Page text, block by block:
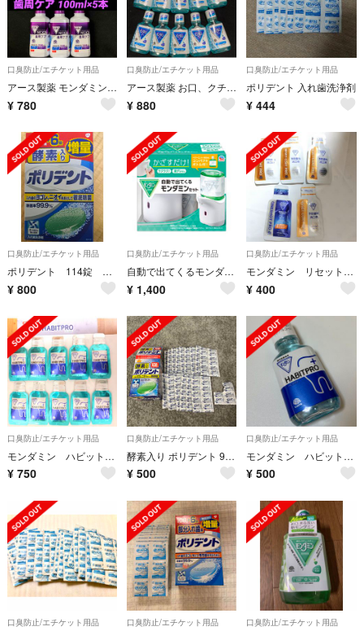
口臭防止/エチケット用品
アース製薬 モンダミン NEXT ネクスト 歯周ケアミニボトル 100mL×5本
¥ 780
口臭防止/エチケット用品
アース製薬 お口、クチュ、クチュ モンダミン ストロングミント 80mL×10本
¥ 880
口臭防止/エチケット用品
ポリデント 入れ歯洗浄剤
¥ 444
口臭防止/エチケット用品
ポリデント 114錠 新品 未開封 未使用
¥ 800
口臭防止/エチケット用品
自動で出てくるモンダミン ボトルなし
¥ 1,400
口臭防止/エチケット用品
モンダミン リセットコートプロ ワンショットプロ 洗口液 試供品
¥ 400
口臭防止/エチケット用品
モンダミン ハビットプロ 洗口液 歯肉炎予防 歯科医院専売 試供品
¥ 750
口臭防止/エチケット用品
酵素入り ポリデント 99個
¥ 500
口臭防止/エチケット用品
モンダミン ハビットプロ
¥ 500
口臭防止/エチケット用品 口臭防止/エチケット用品 口臭防止/エチケット用品